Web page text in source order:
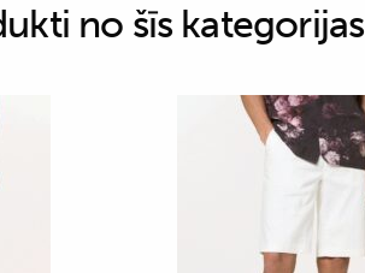
no šīs kategorijas